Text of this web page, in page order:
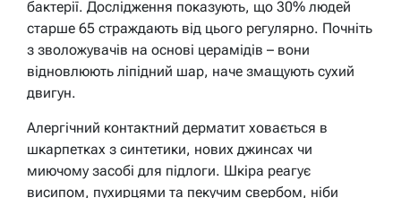
бактерії. Дослідження показують, що 30% людей
старше 65 страждають від цього регулярно. Почніть
з зволожувачів на основі церамідів – вони
відновлюють ліпідний шар, наче змащують сухий
двигун.
Алергічний контактний дерматит ховається в
шкарпетках з синтетики, нових джинсах чи
миючому засобі для підлоги. Шкіра реагує
висипом, пухирцями та пекучим свербом, ніби